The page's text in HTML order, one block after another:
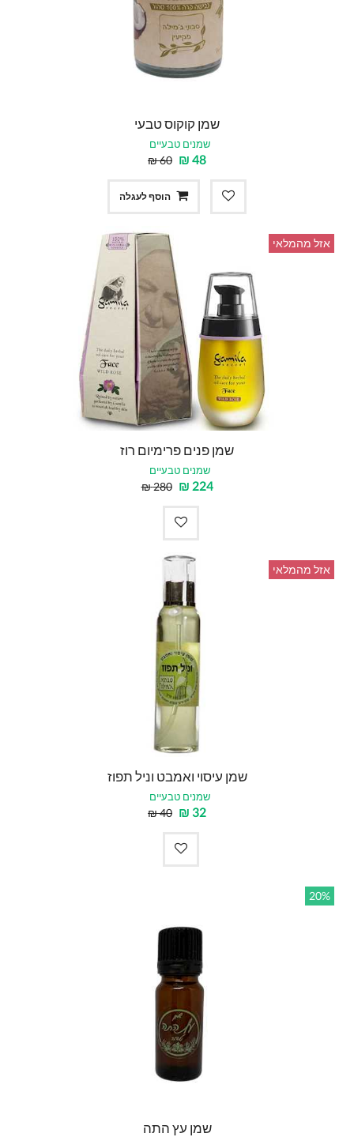
שמן קוקוס טבעי
שמנים טבעיים
48
₪
60
₪
הוסף לעגלה
אזל מהמלאי
שמן פנים פרימיום רוז
שמנים טבעיים
224
₪
280
₪
אזל מהמלאי
שמן עיסוי ואמבט וניל תפוז
שמנים טבעיים
32
₪
40
₪
20%
שמן עץ התה